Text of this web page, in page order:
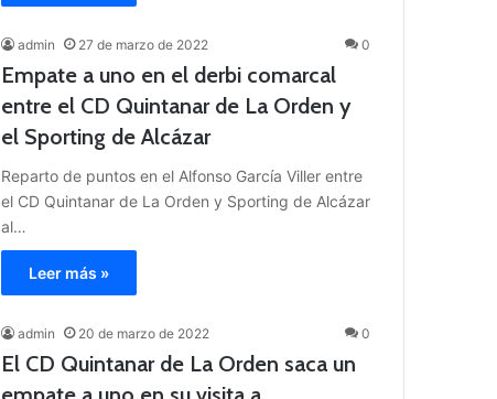
admin 27 de marzo de 2022 0
Empate a uno en el derbi comarcal
entre el CD Quintanar de La Orden y
el Sporting de Alcázar
Reparto de puntos en el Alfonso García Viller entre
el CD Quintanar de La Orden y Sporting de Alcázar
al…
Leer más »
admin 20 de marzo de 2022 0
El CD Quintanar de La Orden saca un